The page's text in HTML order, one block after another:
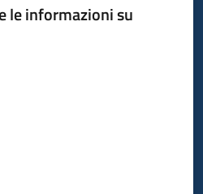
le informazioni su